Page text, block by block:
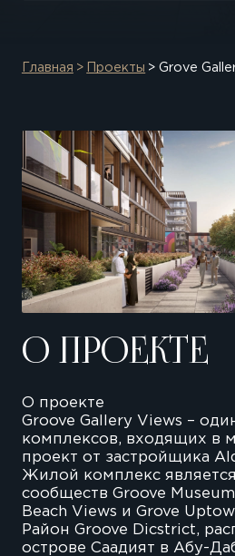
Главная Проекты Grove
О ПРОЕКТЕ
О проекте
Groove Gallery Views –
комплексов, входящих в
проект от застройщика
Жилой комплекс
сообществ Groove
Beach Views и Grove
Район Groove Dicstrict,
острове Саадият в Абу-